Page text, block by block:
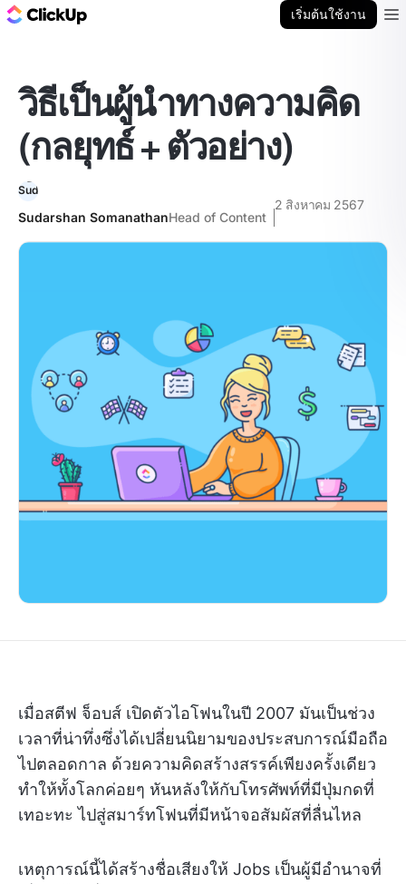
เริ่มต้นใช้งาน
วิธีเป็นผู้นำทางความคิด
(กลยุทธ์ + ตัวอย่าง)
Sudarshan SomanathanHead of Content
2 สิงหาคม 2567
เมื่อสตีฟ จ็อบส์ เปิดตัวไอโฟนในปี 2007 มันเป็นช่วง
เวลาที่น่าทึ่งซึ่งได้เปลี่ยนนิยามของประสบการณ์มือถือ
ไปตลอดกาล ด้วยความคิดสร้างสรรค์เพียงครั้งเดียว
ทำให้ทั้งโลกค่อยๆ หันหลังให้กับโทรศัพท์ที่มีปุ่มกดที่
เทอะทะ ไปสู่สมาร์ทโฟนที่มีหน้าจอสัมผัสที่ลื่นไหล
เหตุการณ์นี้ได้สร้างชื่อเสียงให้ Jobs เป็นผู้มีอำนาจที่